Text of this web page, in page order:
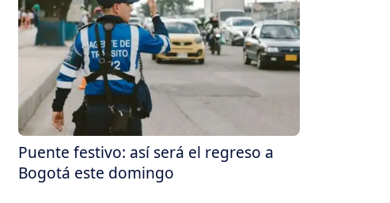
Puente festivo: así será el regreso a
Bogotá este domingo